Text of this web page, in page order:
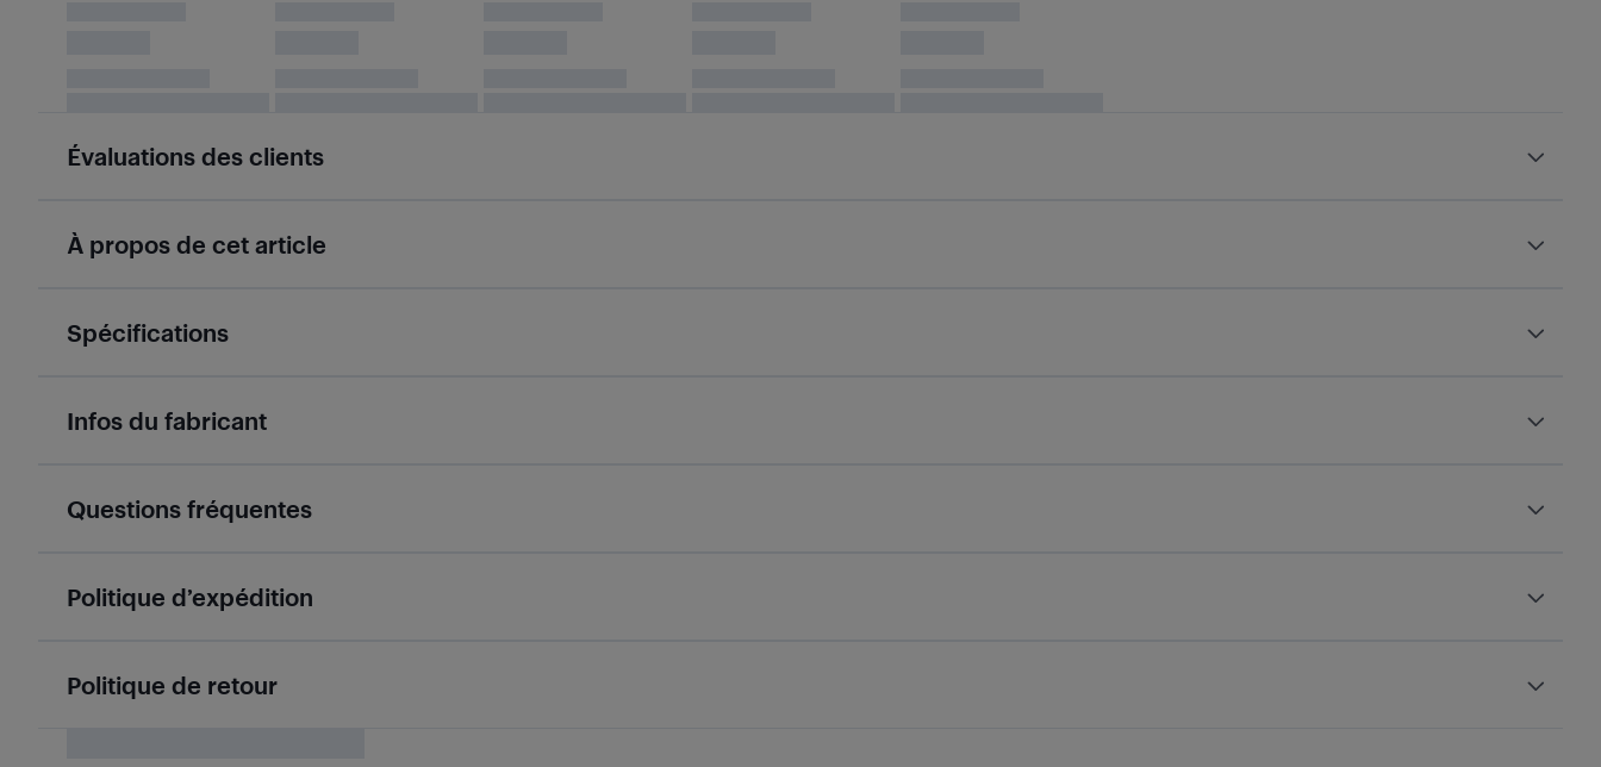
Évaluations des clients
À propos de cet article
Spécifications
Infos du fabricant
Questions fréquentes
Politique d’expédition
Politique de retour